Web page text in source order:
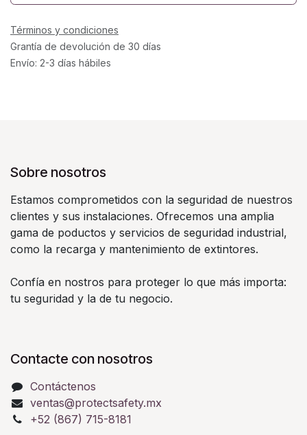
Términos y condiciones
Grantía de devolución de 30 días
Envío: 2-3 días hábiles
Sobre nosotros
Estamos comprometidos con la seguridad de nuestros
clientes y sus instalaciones. Ofrecemos una amplia
gama de poductos y servicios de seguridad industrial,
como la recarga y mantenimiento de extintores.
Confía en nostros para proteger lo que más importa:
tu seguridad y la de tu negocio.
Contacte con nosotros
Contáctenos
ventas@protectsafety.mx
+52 (867) 715-8181